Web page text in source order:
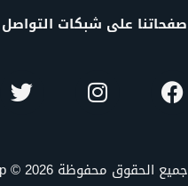
صفحاتنا على شبكات التواصل
جميع الحقوق محفوظة Aleppo Shop © 2026